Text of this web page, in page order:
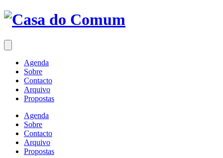
Saltar
para
conteúdo
Agenda
Sobre
Contacto
Arquivo
Propostas
Agenda
Sobre
Contacto
Arquivo
Propostas